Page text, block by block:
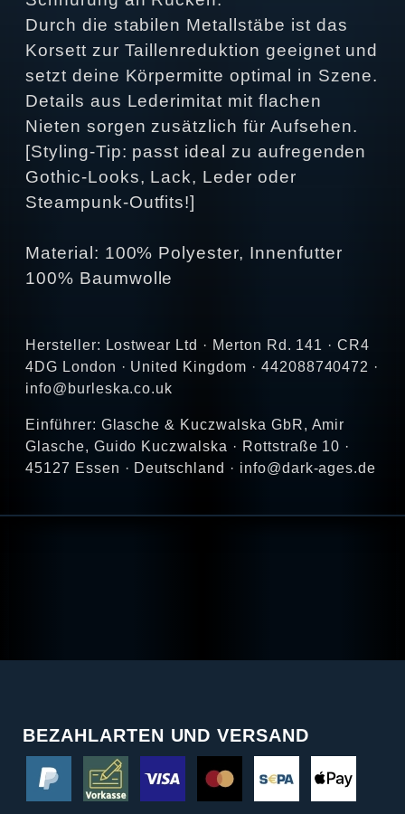
Durch die stabilen Metallstäbe ist das
Korsett zur Taillenreduktion geeignet und
setzt deine Körpermitte optimal in Szene.
Details aus Lederimitat mit flachen
Nieten sorgen zusätzlich für Aufsehen.
[Styling-Tip: passt ideal zu aufregenden
Gothic-Looks, Lack, Leder oder
Steampunk-Outfits!]
Material: 100% Polyester, Innenfutter
100% Baumwolle
Hersteller: Lostwear Ltd · Merton Rd. 141 · CR4
4DG London · United Kingdom · 442088740472 ·
info@burleska.co.uk
Einführer: Glasche & Kuczwalska GbR, Amir
Glasche, Guido Kuczwalska · Rottstraße 10 ·
45127 Essen · Deutschland · info@dark-ages.de
BEZAHLARTEN UND VERSAND